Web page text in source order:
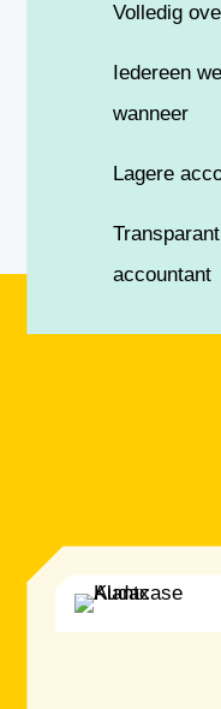
Volledig
Iedereen
wanneer
Lagere
accountant